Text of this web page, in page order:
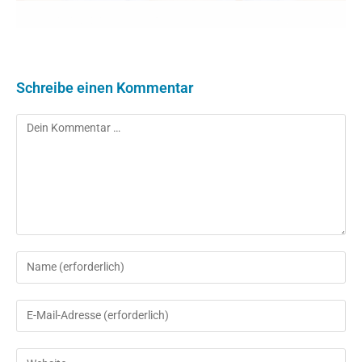
Schreibe einen Kommentar
Kommentar
Gib
deinen
Namen
oder
Gib
deine
E-
Gib